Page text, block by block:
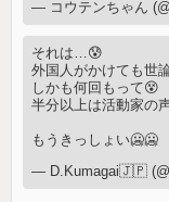
— コウテンちゃん
それは…😰
外国人がかけても世
しかも何回もって😵
半分以上は活動家の
もうきっしょい🥶🥶
— D.Kumagai🇯🇵